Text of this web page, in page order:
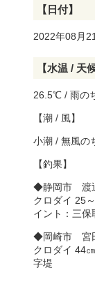
【日付】
2022年08月
【水温 / 天候
26.5℃ / 雨の
【潮 / 風】
小潮 / 無風の
【釣果】
◆静岡市 渡
クロダイ 25
イント：三保
◆岡崎市 宮
クロダイ 44
字堤